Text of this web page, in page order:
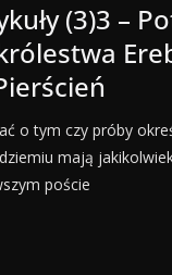
(3)3 –
o tym czy próby
mają
poście